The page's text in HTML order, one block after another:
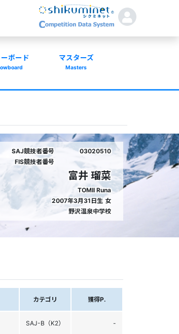
ーボード マスターズ
Masters
SAJ競技者番号
03020510
FIS競技者番号
富井 瑠菜
TOMII Runa
2007年3月31日生 女
野沢温泉中学校
カテゴリ 獲得P.
SAJ-B（K2） -